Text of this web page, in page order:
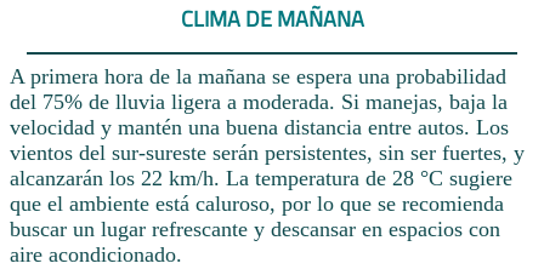
CLIMA DE MAÑANA
A primera hora de la mañana se espera una probabilidad
del 75% de lluvia ligera a moderada. Si manejas, baja la
velocidad y mantén una buena distancia entre autos. Los
vientos del sur-sureste serán persistentes, sin ser fuertes, y
alcanzarán los 22 km/h. La temperatura de 28 °C sugiere
que el ambiente está caluroso, por lo que se recomienda
buscar un lugar refrescante y descansar en espacios con
aire acondicionado.